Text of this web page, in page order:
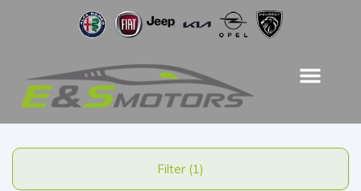
Filter (1)